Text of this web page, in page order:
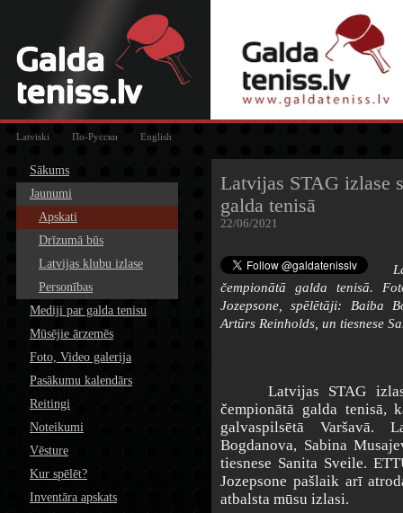
Latviski По-Русски English
Sākums
Jaunumi
Apskati
Drīzumā būs
Latvijas klubu izlase
Personības
Mediji par galda tenisu
Mūsējie ārzemēs
Foto, Video galerija
Pasākumu kalendārs
Reitingi
Noteikumi
Vēsture
Kur spēlēt?
Inventāra apskats
Latvijas STAG izlase
galda tenisā
22/06/2021
čempionātā galda tenisā.
Jozepsone, spēlētāji: Baiba
Artūrs Reinholds, un tiesnese
Latvijas STAG izlase
čempionātā galda tenisā,
galvaspilsētā Varšavā.
Bogdanova, Sabina
tiesnese Sanita Sveile.
Jozepsone pašlaik arī
atbalsta mūsu izlasi.